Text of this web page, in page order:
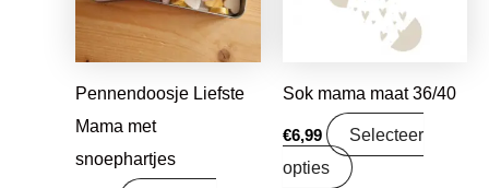
Pennendoosje Liefste
Mama met
snoephartjes
Sok mama maat 36/40
€6,99
Selecteer
opties